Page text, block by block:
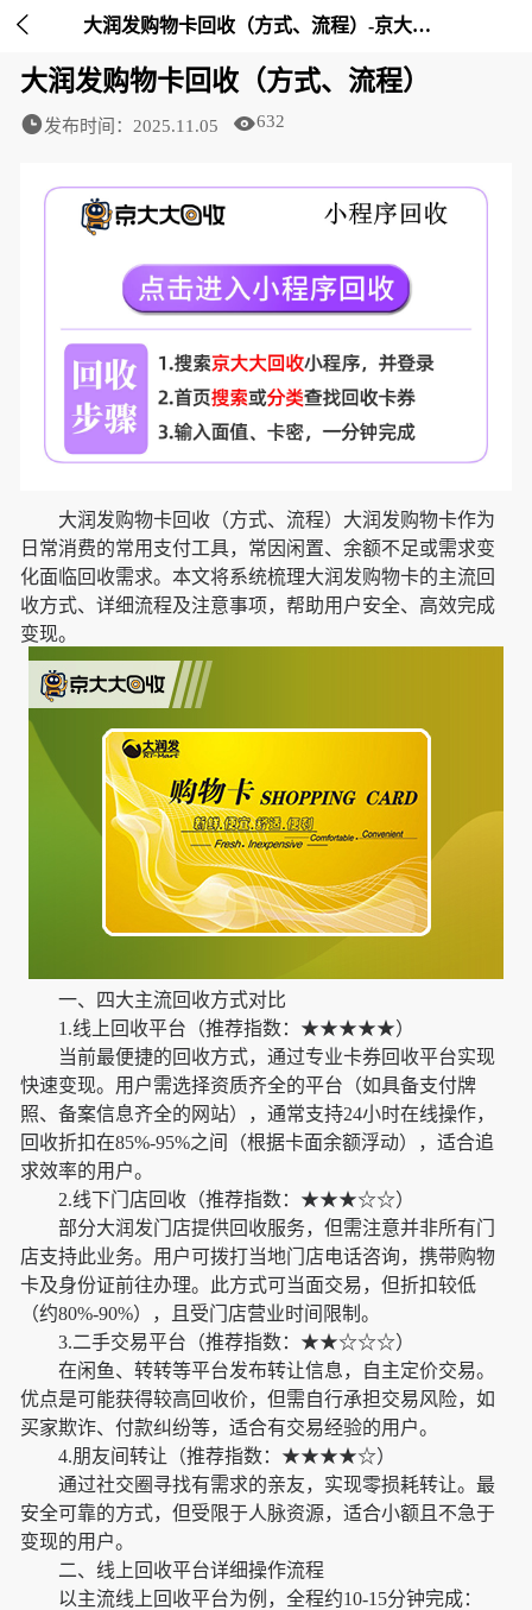
 大润发购物卡回收（方式、流程）-京大大回收
大润发购物卡回收（方式、流程）
发布时间：2025.11.05 632
大润发购物卡回收（方式、流程）大润发购物卡作为
日常消费的常用支付工具，常因闲置、余额不足或需求变
化面临回收需求。本文将系统梳理大润发购物卡的主流回
收方式、详细流程及注意事项，帮助用户安全、高效完成
变现。
一、四大主流回收方式对比
1.线上回收平台（推荐指数：★★★★★）
当前最便捷的回收方式，通过专业卡券回收平台实现
快速变现。用户需选择资质齐全的平台（如具备支付牌
照、备案信息齐全的网站），通常支持24小时在线操作，
回收折扣在85%-95%之间（根据卡面余额浮动），适合追
求效率的用户。
2.线下门店回收（推荐指数：★★★☆☆）
部分大润发门店提供回收服务，但需注意并非所有门
店支持此业务。用户可拨打当地门店电话咨询，携带购物
卡及身份证前往办理。此方式可当面交易，但折扣较低
（约80%-90%），且受门店营业时间限制。
3.二手交易平台（推荐指数：★★☆☆☆）
在闲鱼、转转等平台发布转让信息，自主定价交易。
优点是可能获得较高回收价，但需自行承担交易风险，如
买家欺诈、付款纠纷等，适合有交易经验的用户。
4.朋友间转让（推荐指数：★★★★☆）
通过社交圈寻找有需求的亲友，实现零损耗转让。最
安全可靠的方式，但受限于人脉资源，适合小额且不急于
变现的用户。
二、线上回收平台详细操作流程
以主流线上回收平台为例，全程约10-15分钟完成：